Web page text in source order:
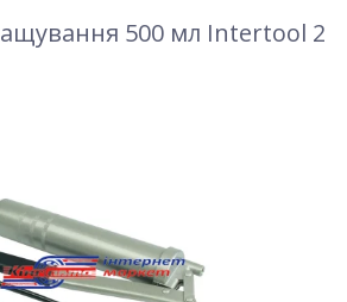
500 мл Intertool 2